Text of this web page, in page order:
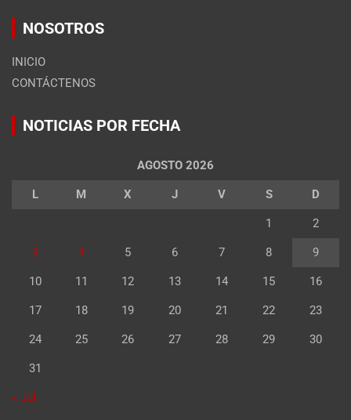
NOSOTROS
INICIO
CONTÁCTENOS
NOTICIAS POR FECHA
AGOSTO 2026
L M X J V S D
1 2
3 4 5 6 7 8 9
10 11 12 13 14 15 16
17 18 19 20 21 22 23
24 25 26 27 28 29 30
31
« Jul